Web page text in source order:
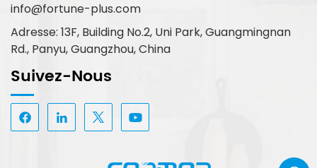
info@fortune-plus.com
Adresse: 13F, Building No.2, Uni Park, Guangmingnan
Rd., Panyu, Guangzhou, China
Suivez-Nous